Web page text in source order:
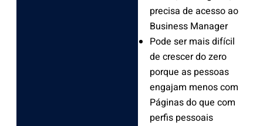
precisa de acesso ao
Business Manager
Pode ser mais difícil
de crescer do zero
porque as pessoas
engajam menos com
Páginas do que com
perfis pessoais